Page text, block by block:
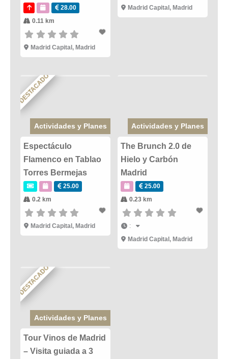
28.00
0.11 km
Madrid Capital , Madrid
Madrid Capital , Madrid
DESTACADO
Actividades y Planes
Espectáculo
Flamenco en Tablao
Torres Bermejas
25.00
0.2 km
Madrid Capital , Madrid
Actividades y Planes
The Brunch 2.0 de
Hielo y Carbón
Madrid
25.00
0.23 km
:
Madrid Capital , Madrid
DESTACADO
Actividades y Planes
Tour Vinos de Madrid
– Visita guiada a 3